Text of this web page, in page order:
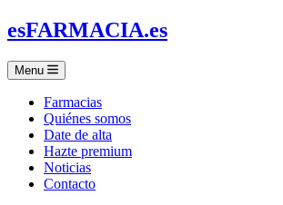
esFARMACIA.es
Menu
Farmacias
Quiénes somos
Date de alta
Hazte premium
Noticias
Contacto